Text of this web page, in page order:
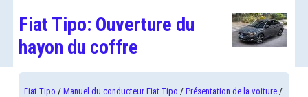
Fiat Tipo: Ouverture du
hayon du coffre
Fiat Tipo /Manuel du conducteur Fiat Tipo /Présentation de la voiture /